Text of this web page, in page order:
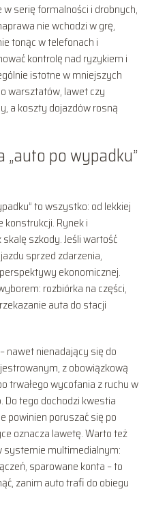
serię formalności i drobnych,
nie wchodzi w grę,
tonąc w telefonach i
kontrolę nad ryzykiem i
istotne w mniejszych
warsztatów, lawet czy
a koszty dojazdów rosną
„auto po wypadku”
to wszystko: od lekkiej
konstrukcji. Rynek i
szkody. Jeśli wartość
sprzed zdarzenia,
ekonomicznej.
rozbiórka na części,
auta do stacji
nawet nienadający się do
z obowiązkową
trwałego wycofania z ruchu w
tego dochodzi kwestia
powinien poruszać się po
oznacza lawetę. Warto też
systemie multimedialnym:
sparowane konta – to
zanim auto trafi do obiegu